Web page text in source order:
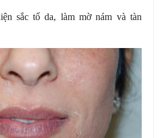
sắc tố da, làm mờ nám và tàn